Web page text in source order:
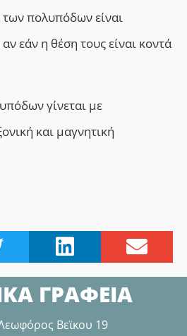
πολυπόδων είναι
εάν η θέση τους είναι κοντά
γίνεται με
και μαγνητική
ΓΡΑΦΕΙΑ
Βεϊκου 19